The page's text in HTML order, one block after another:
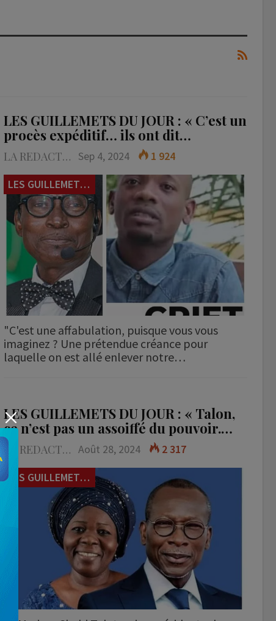
LES GUILLEMETS DU JOUR : « C’est un
procès expéditif… ils ont dit…
LA REDACTION Sep 4, 2024
1 924
LES GUILLEMETS DU JOUR
"C'est une affabulation, puisque vous vous
imaginez ? Une prétendue créance pour
laquelle on est allé enlever notre…
LES GUILLEMETS DU JOUR : « Talon,
ce n’est pas un assoiffé du pouvoir.…
LA REDACTION Août 28, 2024
2 317
LES GUILLEMETS DU JOUR